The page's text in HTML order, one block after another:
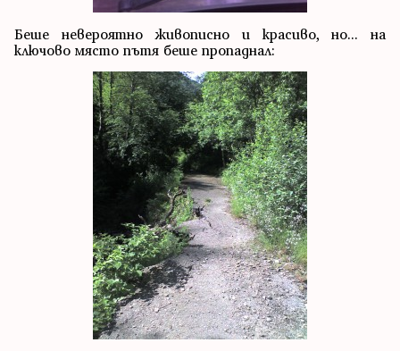
Беше невероятно живописно и красиво, но... на
ключово място пътя беше пропаднал: